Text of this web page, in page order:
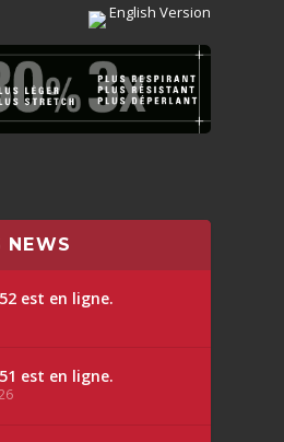
English Version
NEWS
est en ligne.
est en ligne.